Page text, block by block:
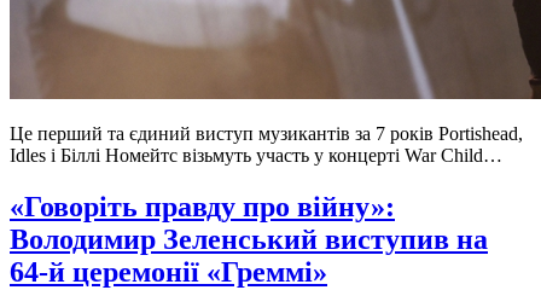
Це перший та єдиний виступ музикантів за 7 років Portishead,
Idles і Біллі Номейтс візьмуть участь у концерті War Child…
«Говоріть правду про війну»:
Володимир Зеленський виступив на
64-й церемонії «Греммі»